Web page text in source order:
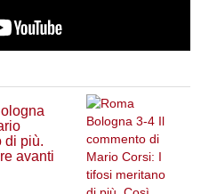
di più.
avanti